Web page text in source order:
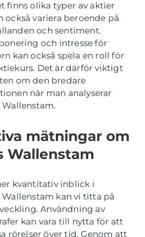
finns olika typer av aktier
också variera beroende på
och sentiment.
och intresse för
kan också spela en roll för
Det är därför viktigt
om den bredare
när man analyserar
mätningar om
Wallenstam
kvantitativ inblick i
kan vi titta på
Användning av
kan vara till nytta för att
rörelser över tid. Genom att